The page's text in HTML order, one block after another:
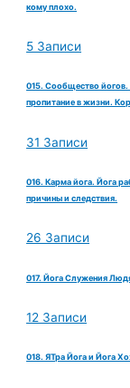
кому плохо.
5 Записи
015. Сообщество йогов.
пропитание в жизни.
31 Записи
016. Карма йога. Йога
причины и следствия.
26 Записи
017. Йога Служения
12 Записи
018. ЯТра Йога и Йога